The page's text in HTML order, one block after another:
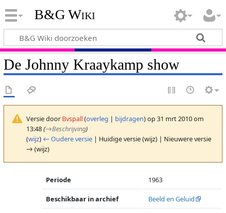
B&G Wiki
De Johnny Kraaykamp show
Versie door Bvspall(overleg | bijdragen)op 31 mrt 2010 om
13:48(→Beschrijving)
(wijz) ← Oudere versie| Huidige versie (wijz) | Nieuwere versie
→ (wijz)
Periode 1963
Beschikbaar in archief Beeld en Geluid